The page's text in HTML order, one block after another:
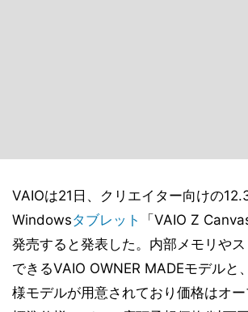
VAIOは21日、クリエイター向けの
Windowsタブレット
「VAIO Z
発売すると発表した。内部メモリや
できるVAIO OWNER MADEモデルと
様モデルが用意されており価格はオ